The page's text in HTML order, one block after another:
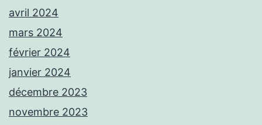
avril 2024
mars 2024
février 2024
janvier 2024
décembre 2023
novembre 2023